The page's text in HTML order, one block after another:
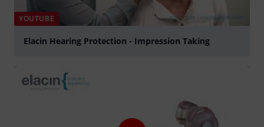
YOUTUBE
Elacin Hearing Protection - Impression Taking